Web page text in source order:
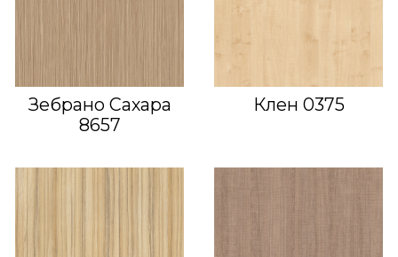
Зебрано Сахара
8657
Клен 0375